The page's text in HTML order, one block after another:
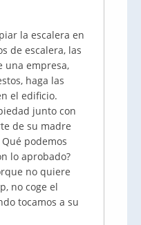
la escalera en
de escalera, las
una empresa,
haga las
el edificio.
junto con
de su madre
podemos
lo aprobado?
no quiere
no coge el
tocamos a su